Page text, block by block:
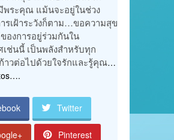
ระคุณ แม้นจะอยู่ในช่วง
ารเฝ้าระวังก็ตาม…ขอความสุข
องการอยู่ร่วมกันใน
เช่นนี้ เป็นพลังสำหรับทุก
าวต่อไปด้วยใจรักและรู้คุณ…
Twitter
Pinterest